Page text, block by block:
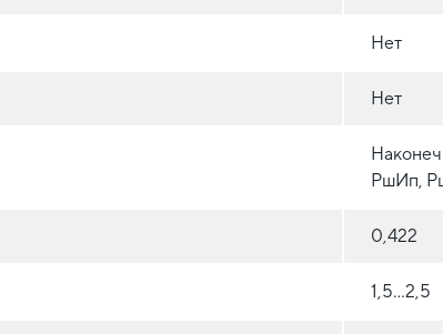
Нет
Нет
РшИп,
0,422
1,5...2,5